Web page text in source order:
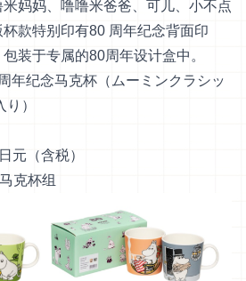
妈妈、噜噜米爸爸、可儿、小不点
款特别印有80 周年纪念背面印
装于专属的80周年设计盒中。
年纪念马克杯（ムーミンクラシッ
）
元（含税）
克杯组